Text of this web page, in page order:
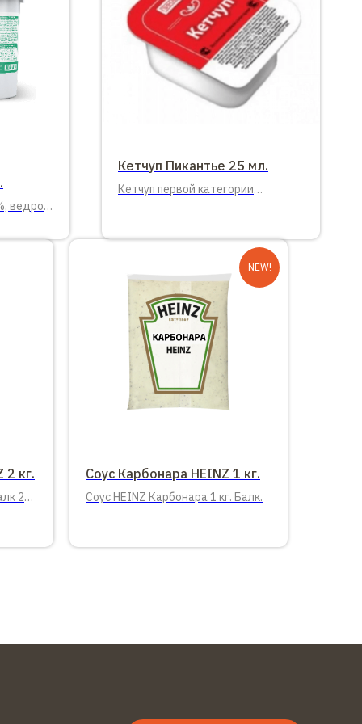
ведро
Кетчуп Пикантье 25 мл.
Кетчуп первой категории
2 кг.
2
NEW!
Соус Карбонара HEINZ 1 кг.
Соус HEINZ Карбонара 1 кг. Балк.